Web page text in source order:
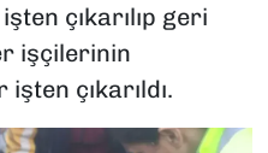
çıkarılıp geri
işçilerinin
çıkarıldı.